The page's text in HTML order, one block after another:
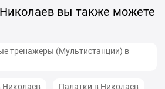
Николаев вы также можете
тренажеры (Мультистанции) в
Николаев Палатки в Николаев